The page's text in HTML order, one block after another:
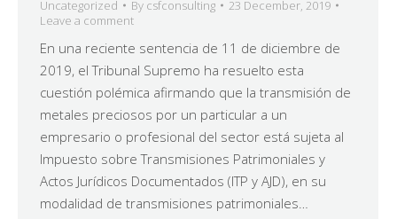
Uncategorized By csfconsulting
23 December, 2019
Leave a comment
En una reciente sentencia de 11 de diciembre de
2019, el Tribunal Supremo ha resuelto esta
cuestión polémica afirmando que la transmisión de
metales preciosos por un particular a un
empresario o profesional del sector está sujeta al
Impuesto sobre Transmisiones Patrimoniales y
Actos Jurídicos Documentados (ITP y AJD), en su
modalidad de transmisiones patrimoniales…